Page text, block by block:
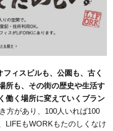
ィスビルも、公園も、古く
所も、その街の歴史や生活す
働く場所に変えていくブラン
方があり、100人いれば100
LIFEもWORKもたのしくなけ